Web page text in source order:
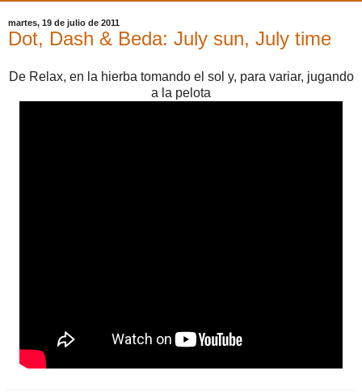
martes, 19 de julio de 2011
Dot, Dash & Beda: July sun, July time
De Relax, en la hierba tomando el sol y, para variar, jugando
a la pelota